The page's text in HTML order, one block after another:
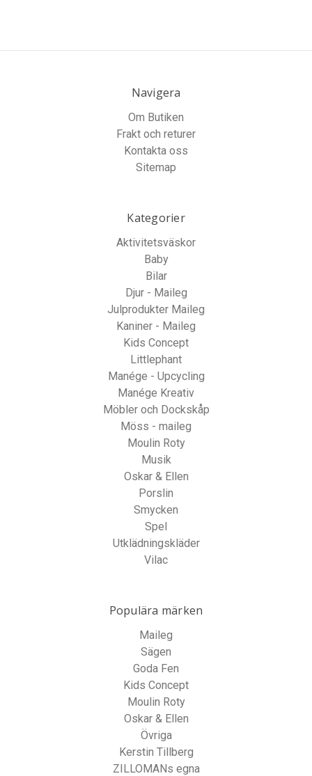
Navigera
Om Butiken
Frakt och returer
Kontakta oss
Sitemap
Kategorier
Aktivitetsväskor
Baby
Bilar
Djur - Maileg
Julprodukter Maileg
Kaniner - Maileg
Kids Concept
Littlephant
Manége - Upcycling
Manége Kreativ
Möbler och Dockskåp
Möss - maileg
Moulin Roty
Musik
Oskar & Ellen
Porslin
Smycken
Spel
Utklädningskläder
Vilac
Populära märken
Maileg
Sägen
Goda Fen
Kids Concept
Moulin Roty
Oskar & Ellen
Övriga
Kerstin Tillberg
ZILLOMANs egna